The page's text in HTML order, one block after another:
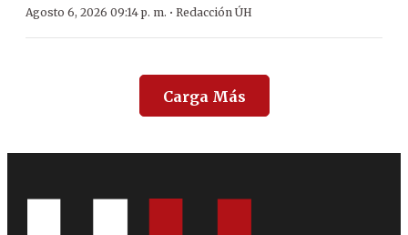
Agosto 6, 2026 09:14 p. m. · Redacción ÚH
Carga Más